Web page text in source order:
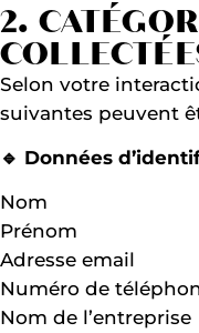
2.
Selon votre
suivantes peuvent
🔹 Données
Nom
Prénom
Adresse email
Numéro de
Nom de l’entreprise